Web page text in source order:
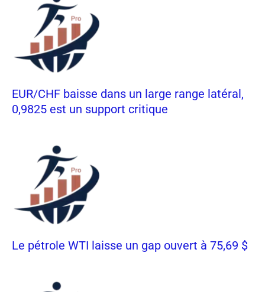
EUR/CHF baisse dans un large range latéral,
0,9825 est un support critique
Le pétrole WTI laisse un gap ouvert à 75,69 $